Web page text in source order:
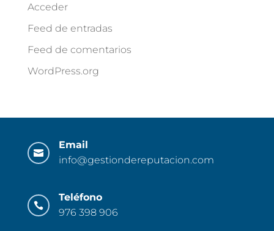
Acceder
Feed de entradas
Feed de comentarios
WordPress.org

Email
info@gestiondereputacion.com

Teléfono
976 398 906